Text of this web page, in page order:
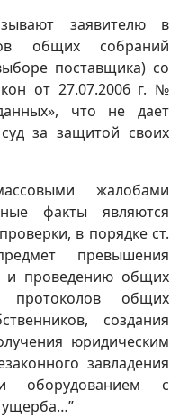
заявителю в
общих собраний
поставщика) со
от 27.07.2006 г. №
что не дает
за защитой своих
жалобами
факты являются
в порядке ст.
превышения
и проведению общих
протоколов общих
создания
юридическим
завладения
оборудованием с